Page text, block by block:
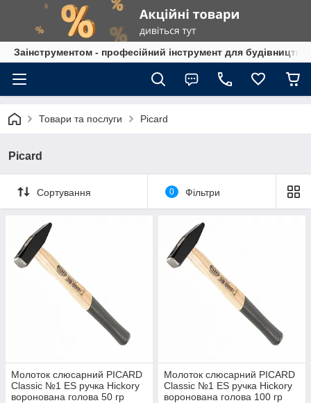
Заінструментом - професійний інструмент для
Товари та послуги Picard
Picard
Сортування 0 Фільтри
Молоток слюсарний PICARD
Classic №1 ES ручка Hickory
воронована голова 50 гр
Молоток слюсарний PICARD
Classic №1 ES ручка Hickory
воронована голова 100 гр